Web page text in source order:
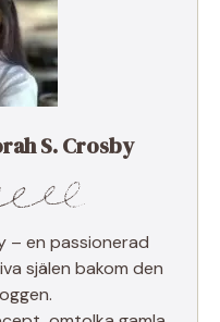
S. Crosby
– en passionerad
själen bakom den